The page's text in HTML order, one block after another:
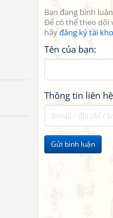
Bạn đang bình
Để có thể theo dõi
hãyđăng ký tài
Tên của bạn:
Thông tin liên
Gửi bình luận